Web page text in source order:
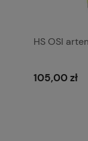
HS OSI
105,00 zł